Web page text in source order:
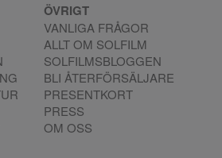
ÖVRIGT
VANLIGA FRÅGOR
ALLT OM SOLFILM
SOLFILMSBLOGGEN
BLI ÅTERFÖRSÄLJARE
PRESENTKORT
PRESS
OM OSS